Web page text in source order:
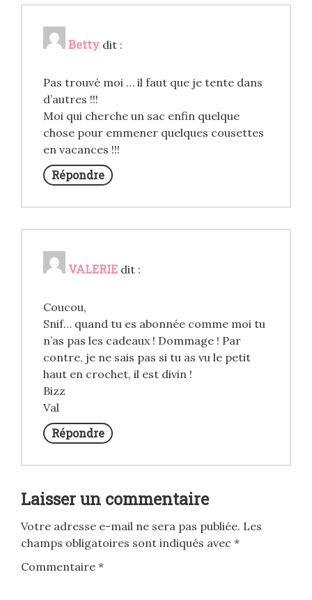
Betty dit :
Pas trouvé moi … il faut que je tente dans
d’autres !!!
Moi qui cherche un sac enfin quelque
chose pour emmener quelques cousettes
en vacances !!!
Répondre
VALERIE dit :
Coucou,
Snif… quand tu es abonnée comme moi tu
n’as pas les cadeaux ! Dommage ! Par
contre, je ne sais pas si tu as vu le petit
haut en crochet, il est divin !
Bizz
Val
Répondre
Laisser un commentaire
Votre adresse e-mail ne sera pas publiée. Les
champs obligatoires sont indiqués avec *
Commentaire *